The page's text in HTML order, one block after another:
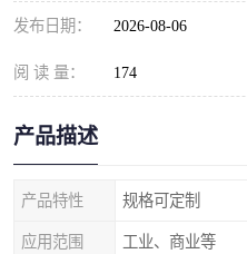
发布日期： 2026-08-06
阅 读 量： 174
产品描述
产品特性 规格可定制
应用范围 工业、商业等